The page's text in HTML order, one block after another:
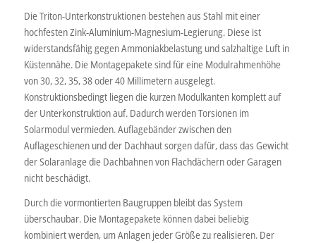
Die Triton-Unterkonstruktionen bestehen aus Stahl mit einer
hochfesten Zink-Aluminium-Magnesium-Legierung. Diese ist
widerstandsfähig gegen Ammoniakbelastung und salzhaltige Luft in
Küstennähe. Die Montagepakete sind für eine Modulrahmenhöhe
von 30, 32, 35, 38 oder 40 Millimetern ausgelegt.
Konstruktionsbedingt liegen die kurzen Modulkanten komplett auf
der Unterkonstruktion auf. Dadurch werden Torsionen im
Solarmodul vermieden. Auflagebänder zwischen den
Auflageschienen und der Dachhaut sorgen dafür, dass das Gewicht
der Solaranlage die Dachbahnen von Flachdächern oder Garagen
nicht beschädigt.
Durch die vormontierten Baugruppen bleibt das System
überschaubar. Die Montagepakete können dabei beliebig
kombiniert werden, um Anlagen jeder Größe zu realisieren. Der